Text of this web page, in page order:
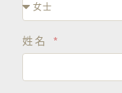
姓名